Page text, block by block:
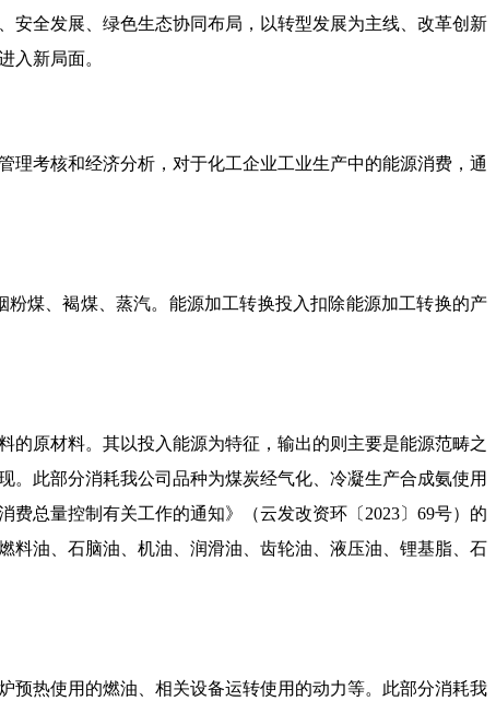
安全发展、绿色生态协同布局，以转型发展为主线、改革创新
入新局面。
考核和经济分析，对于化工企业工业生产中的能源消费，通
煤、褐煤、蒸汽。能源加工转换投入扣除能源加工转换的产
原材料。其以投入能源为特征，输出的则主要是能源范畴之
此部分消耗我公司品种为煤炭经气化、冷凝生产合成氨使用
费总量控制有关工作的通知》（云发改资环〔 2023〕 69号）的
料油、石脑油、机油、润滑油、齿轮油、液压油、锂基脂、石
预热使用的燃油、相关设备运转使用的动力等。此部分消耗我